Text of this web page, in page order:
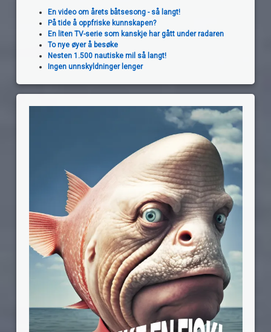
En video om årets båtsesong - så langt!
På tide å oppfriske kunnskapen?
En liten TV-serie som kanskje har gått under radaren
To nye øyer å besøke
Nesten 1.500 nautiske mil så langt!
Ingen unnskyldninger lenger